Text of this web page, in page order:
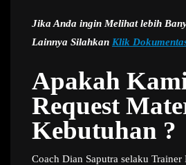
Jika Anda ingin Melihat lebih
Lainnya Silahkan Klik
Apakah
Request
Kebutuhan ?
Coach Dian Saputra selaku